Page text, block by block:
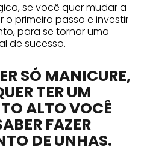
se você quer mudar a
o primeiro passo e investir
para se tornar uma
de sucesso.
SÓ MANICURE,
TER UM
ALTO VOCÊ
FAZER
DE UNHAS.